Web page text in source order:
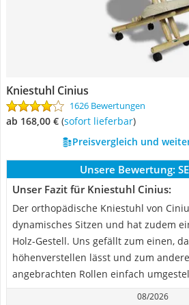
Kniestuhl Cinius
1626 Bewertungen
ab 168,00 € ( Sofort lieferbar)
Preisvergleich und
Unsere Bewertung:
Unser Fazit für Kniestuhl Cinius:
Der orthopädische Kniestuhl von
dynamisches Sitzen und hat zudem
Holz-Gestell. Uns gefällt zum einen,
höhenverstellen lässt und zum
angebrachten Rollen einfach
08/2026